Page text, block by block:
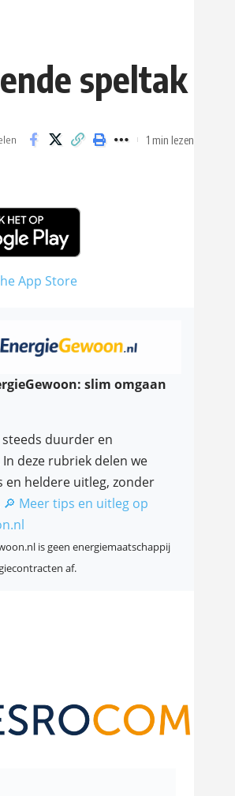
speltak
1 min lezen
slim omgaan
duurder en
deze rubriek delen we
en heldere uitleg, zonder
🔎 Meer tips en uitleg op
is geen energiemaatschappij
af.